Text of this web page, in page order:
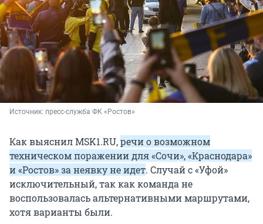
Источник: пресс-служба ФК «Ростов»
Как выяснил MSK1.RU,речи о возможном
техническом поражении для «Сочи», «Краснодара»
и «Ростов» за неявку не идет. Случай с «Уфой»
исключительный, так как команда не
воспользовалась альтернативными маршрутами,
хотя варианты были.